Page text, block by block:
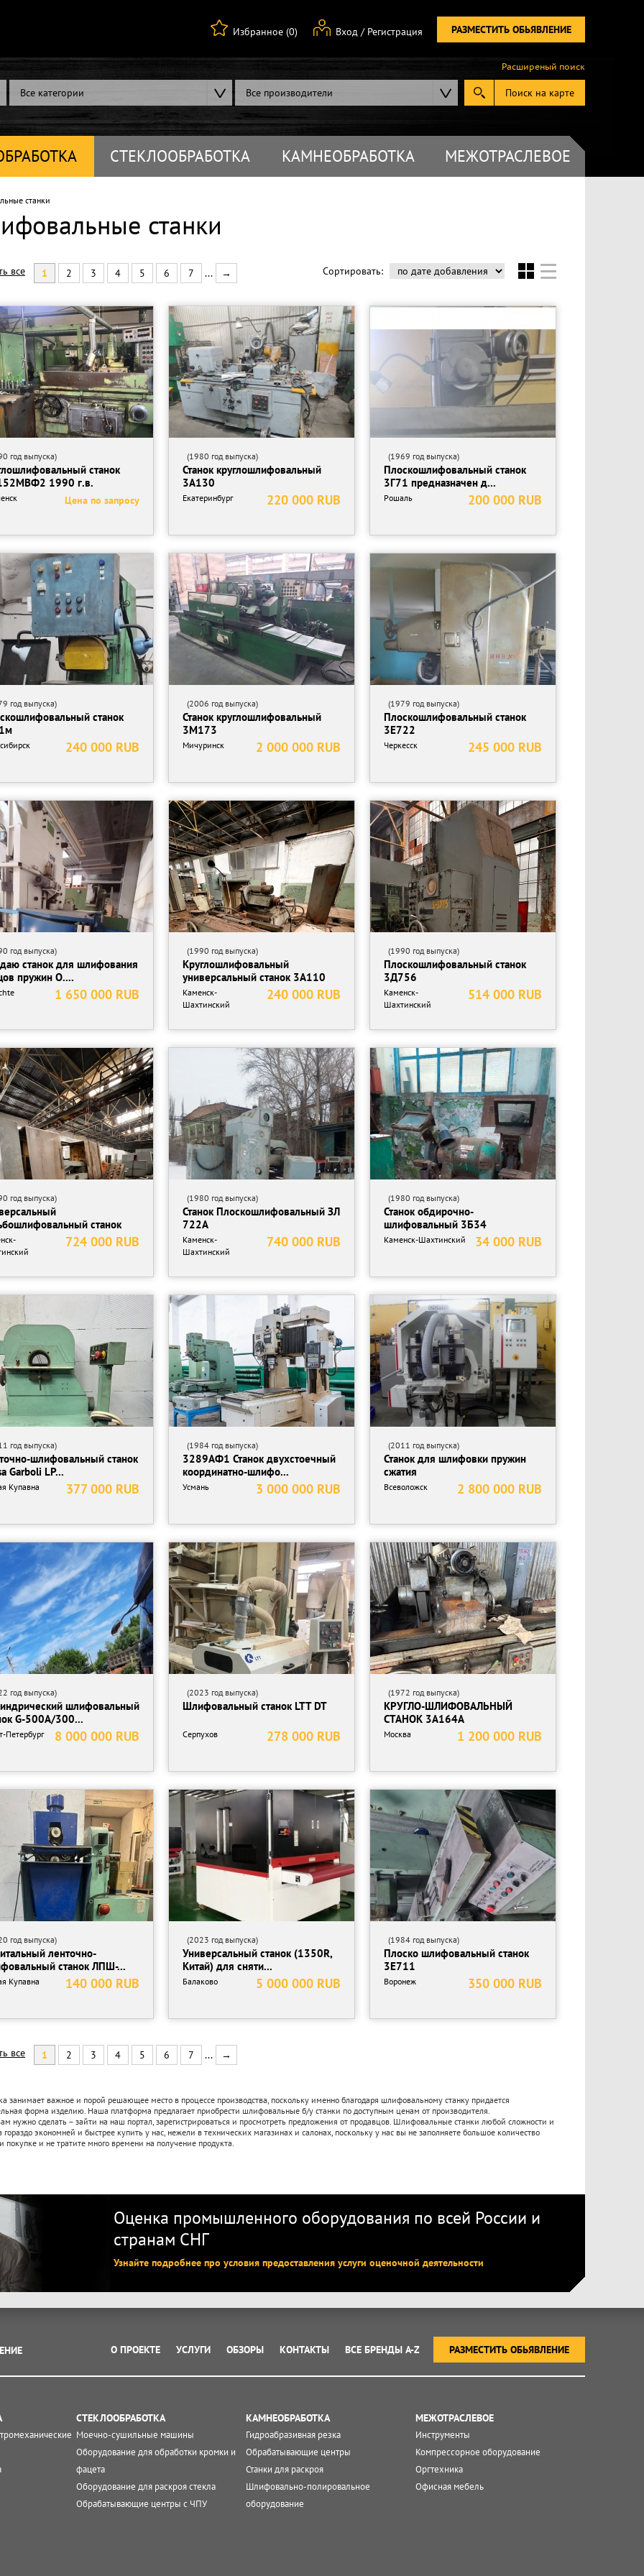
РАЗМЕСТИТЬ ОБЬЯВЛЕНИЕ
Вход / Регистрация
Избранное (0)
Все категории Все производители Поиск на карте
Расширеный поиск
СТЕКЛООБРАБОТКА КАМНЕОБРАБОТКА МЕЖОТРАСЛЕВОЕ
станки
станки
все 1 2 3 4 5 6 7 ... → Сортировать:
год выпуска)
станок
1990 г.в.
Цена по запросу
(1980 год выпуска)
Станок круглошлифовальный
3А130
220 000 RUB
Екатеринбург
(1969 год выпуска)
Плоскошлифовальный станок
3Г71 предназначен д...
200 000 RUB
Рошаль
год выпуска)
станок
240 000 RUB
(2006 год выпуска)
Станок круглошлифовальный
3М173
2 000 000 RUB
Мичуринск
(1979 год выпуска)
Плоскошлифовальный станок
3Е722
245 000 RUB
Черкесск
год выпуска)
станок для шлифования
пружин O....
1 650 000 RUB
(1990 год выпуска)
Круглошлифовальный
универсальный станок 3А110
240 000 RUB
Каменск-
Шахтинский
(1990 год выпуска)
Плоскошлифовальный станок
3Д756
514 000 RUB
Каменск-
Шахтинский
год выпуска)
станок
724 000 RUB
(1980 год выпуска)
Станок Плоскошлифовальный ЗЛ
722А
740 000 RUB
Каменск-
Шахтинский
(1980 год выпуска)
Станок обдирочно-
шлифовальный 3Б34
34 000 RUB
Каменск-Шахтинский
год выпуска)
шлифовальный станок
Garboli LP...
377 000 RUB
Купавна
(1984 год выпуска)
3289АФ1 Станок двухстоечный
координатно-шлифо...
3 000 000 RUB
Усмань
(2011 год выпуска)
Станок для шлифовки пружин
сжатия
2 800 000 RUB
Всеволожск
год выпуска)
шлифовальный
G-500A/300...
8 000 000 RUB
Петербург
(2023 год выпуска)
Шлифовальный станок LTT DT
278 000 RUB
Серпухов
(1972 год выпуска)
КРУГЛО-ШЛИФОВАЛЬНЫЙ
СТАНОК 3А164А
1 200 000 RUB
Москва
год выпуска)
ленточно-
станок ЛПШ-...
140 000 RUB
Купавна
(2023 год выпуска)
Универсальный станок (1350R,
Китай) для сняти...
5 000 000 RUB
Балаково
(1984 год выпуска)
Плоско шлифовальный станок
3Е711
350 000 RUB
Воронеж
все 1 2 3 4 5 6 7 ... →
занимает важное и порой решающее место в процессе производства, поскольку именно благодаря шлифовальному станку придается
форма изделию. Наша платформа предлагает приобрести шлифовальные б/у станки по доступным ценам от производителя.
нужно сделать – зайти на наш портал, зарегистрироваться и просмотреть предложения от продавцов. Шлифовальные станки любой сложности и
гораздо экономней и быстрее купить у нас, нежели в технических магазинах и салонах, поскольку у нас вы не заполняете большое количество
покупке и не тратите много времени на получение продукта.
Оценка промышленного оборудования по всей России и
странам СНГ
Узнайте подробнее про условия предоставления услуги оценочной деятельности
РАЗМЕСТИТЬ ОБЬЯВЛЕНИЕ
О ПРОЕКТЕ УСЛУГИ ОБЗОРЫ КОНТАКТЫ ВСЕ БРЕНДЫ A-Z
СТЕКЛООБРАБОТКА
Моечно-сушильные машины
Оборудование для обработки кромки и
фацета
Оборудование для раскроя стекла
Обрабатывающие центры с ЧПУ
КАМНЕОБРАБОТКА
Гидроабразивная резка
Обрабатывающие центры
Станки для раскроя
Шлифовально-полировальное
оборудование
МЕЖОТРАСЛЕВОЕ
Инструменты
Компрессорное оборудование
Оргтехника
Офисная мебель